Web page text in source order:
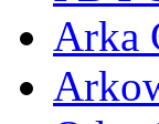
Arka